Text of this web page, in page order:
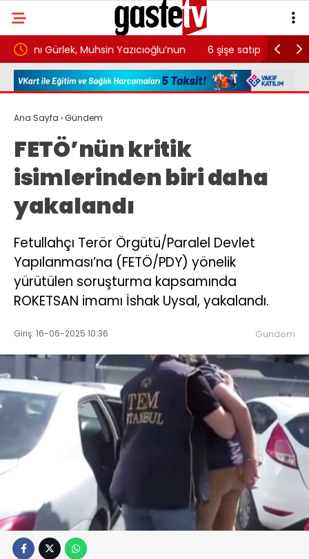
6 şişe satıp günlük 400 TL kazanıyorlar.
ezanına kadar durup eve gidiyorlar
Ana Sayfa ›Gündem
FETÖ’nün kritik
isimlerinden biri daha
yakalandı
Fetullahçı Terör Örgütü/Paralel Devlet
Yapılanması’na (FETÖ/PDY) yönelik
yürütülen soruşturma kapsamında
ROKETSAN imamı İshak Uysal, yakalandı.
Giriş: 16-06-2025 10:36 Gündem